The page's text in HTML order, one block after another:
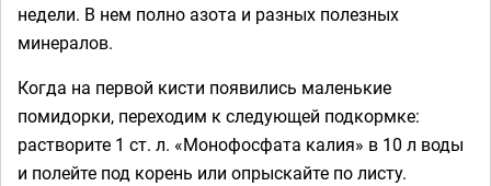
недели. В нем полно азота и разных полезных
минералов.
Когда на первой кисти появились маленькие
помидорки, переходим к следующей подкормке:
растворите 1 ст. л. «Монофосфата калия» в 10 л воды
и полейте под корень или опрыскайте по листу.